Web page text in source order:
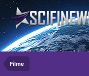
Das Magazin mit
Filme